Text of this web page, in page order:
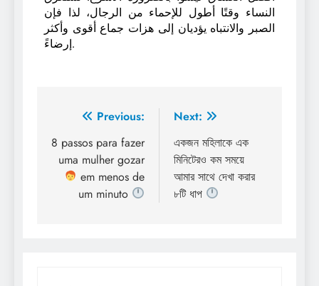
النساء وقتًا أطول للإحماء من الرجال، لذا فإن
الصبر والانتباه يؤديان إلى هزات جماع أقوى وأكثر
إرضاءً.
Previous:
8 passos para fazer
uma mulher gozar
em menos de
um minuto
Next:
একজন মহিলাকে এক
মিনিটেরও কম সময়ে
আমার সাথে দেখা করার
৮টি ধাপ